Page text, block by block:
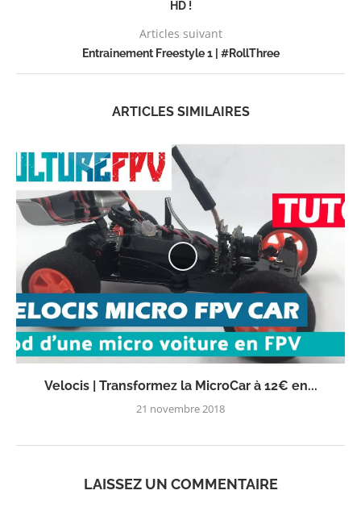
HD !
Articles suivant
Entrainement Freestyle 1 | #RollThree
ARTICLES SIMILAIRES
Velocis | Transformez la MicroCar à 12€ en...
21 novembre 2018
LAISSEZ UN COMMENTAIRE